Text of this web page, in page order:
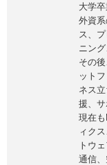
大学
外資
ス、
ニン
その
ット
ネス
援、サ
現在
ィク
トウ
通信